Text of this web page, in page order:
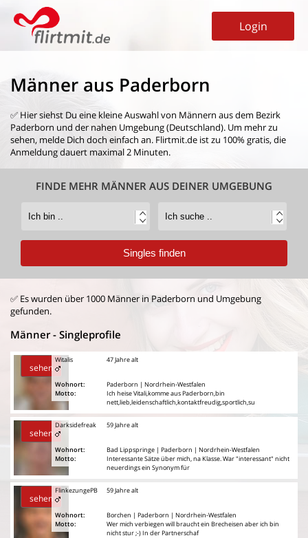
Login
Männer aus Paderborn
✅ Hier siehst Du eine kleine Auswahl von Männern aus dem Bezirk
Paderborn und der nahen Umgebung (Deutschland). Um mehr zu
sehen, melde Dich doch einfach an. Flirtmit.de ist zu 100% gratis, die
Anmeldung dauert maximal 2 Minuten.
FINDE MEHR MÄNNER AUS DEINER UMGEBUNG
✅ Es wurden über 1000 Männer in Paderborn und Umgebung
gefunden.
Männer - Singleprofile
sehen
Witalis
Wohnort:
Motto:
47 Jahre alt
Paderborn | Nordrhein-Westfalen
Ich heise Vitali,komme aus Paderborn,bin
nett,lieb,leidenschaftlich,kontaktfreudig,sportlich,su
sehen
Darksidefreak
Wohnort:
Motto:
59 Jahre alt
Bad Lippspringe | Paderborn | Nordrhein-Westfalen
Interessante Sätze über mich, na Klasse. War "interessant" nicht
neuerdings ein Synonym für
sehen
FlinkezungePB
Wohnort:
Motto:
59 Jahre alt
Borchen | Paderborn | Nordrhein-Westfalen
Wer mich verbiegen will braucht ein Brecheisen aber ich bin
nicht stur ;-) In der Partnerschaf